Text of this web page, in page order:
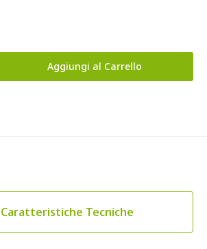
Aggiungi al Carrello
Caratteristiche Tecniche